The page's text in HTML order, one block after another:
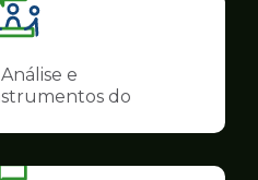
Ilustração
da
pagina
de
e
do